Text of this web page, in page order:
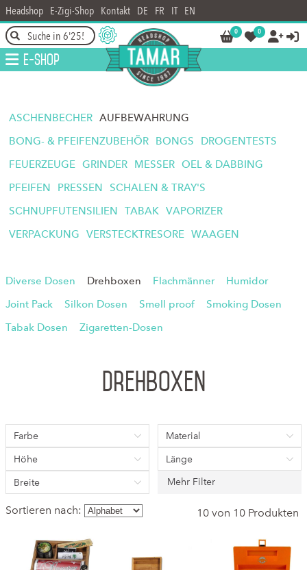
Headshop E-Zigi-Shop Kontakt DE FR IT EN
0 0  
E-Shop
ASCHENBECHER AUFBEWAHRUNG
BONG- & PFEIFENZUBEHÖR
BONGS
DROGENTESTS
FEUERZEUGE GRINDER MESSER OEL & DABBING
PFEIFEN
PRESSEN
SCHALEN & TRAY'S
SCHNUPFUTENSILIEN
TABAK VAPORIZER
VERPACKUNG
VERSTECKTRESORE WAAGEN
Diverse Dosen Drehboxen Flachmänner
Humidor
Joint Pack
Silkon Dosen Smell proof
Smoking Dosen
Tabak Dosen
Zigaretten-Dosen
Drehboxen
Farbe
Material
Höhe
Länge
Breite
Mehr Filter
Sortieren nach: 10 von 10 Produkten